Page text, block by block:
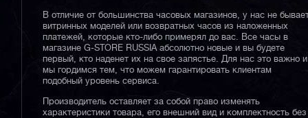
В отличие от большинства часовых магазинов, у нас не
витринных моделей или возвратных часов из наложенных
платежей, которые кто-либо примерял до вас. Все часы в
магазине G-STORE RUSSIA абсолютно новые и вы будете
первый, кто наденет их на свое запястье. Для нас это важно и
мы гордимся тем, что можем гарантировать клиентам
подобный уровень сервиса.
Производитель оставляет за собой право изменять
характеристики товара, его внешний вид и комплектность без